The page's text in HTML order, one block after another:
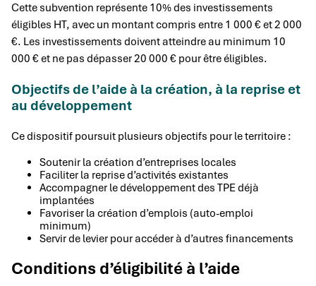
Cette subvention représente 10% des investissements
éligibles HT, avec un montant compris entre 1 000 € et 2 000
€. Les investissements doivent atteindre au minimum 10
000 € et ne pas dépasser 20 000 € pour être éligibles.
Objectifs de l’aide à la création, à la reprise et
au développement
Ce dispositif poursuit plusieurs objectifs pour le territoire :
Soutenir la création d’entreprises locales
Faciliter la reprise d’activités existantes
Accompagner le développement des TPE déjà
implantées
Favoriser la création d’emplois (auto-emploi
minimum)
Servir de levier pour accéder à d’autres financements
Conditions d’éligibilité à l’aide